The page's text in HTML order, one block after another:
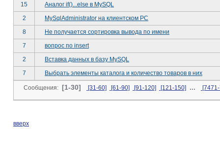
15
Аналог if()...else в MySQL
2
MySqlAdministrator на клиентском PC
8
Не получается сортировка вывода по имени
7
вопрос по insert
2
Вставка данных в базу MySQL
7
Выбрать элементы каталога и количество товаров в них
Сообщения: [1-30] [31-60] [61-90] [91-120] [121-150] ...
вверх